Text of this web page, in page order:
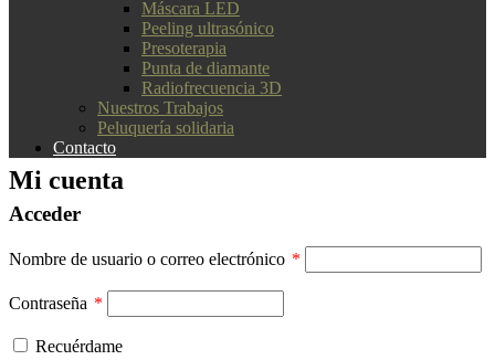
Máscara LED
Peeling ultrasónico
Presoterapia
Punta de diamante
Radiofrecuencia 3D
Nuestros Trabajos
Peluquería solidaria
Contacto
Mi cuenta
Acceder
Nombre de usuario o correo electrónico *
Contraseña *
Recuérdame